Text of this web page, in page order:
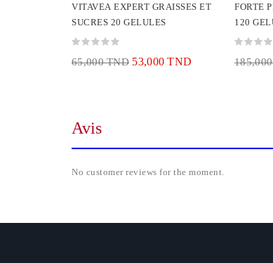
VITAVEA EXPERT GRAISSES ET
SUCRES 20 GELULES
65,000 TND 53,000 TND
FORTE
120
Avis
No customer reviews for the moment.